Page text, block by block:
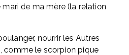
de ma mère (la relation
nourrir les Autres
comme le scorpion pique